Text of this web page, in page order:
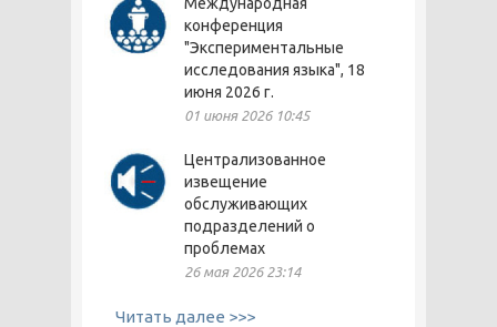
конференция
"Экспериментальные
исследования языка", 18
июня 2026 г.
01 июня 2026 10:45
Централизованное
извещение
обслуживающих
подразделений о
проблемах
26 мая 2026 23:14
Читать далее >>>